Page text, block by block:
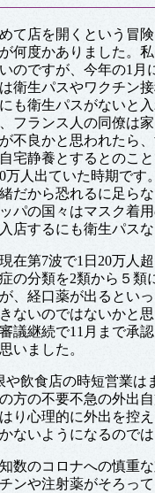
て店を開くという冒
何度かありました。
のですが、今年の1月
衛生パスやワクチン
も衛生パスがないと
フランス人の同僚は
不良かと思われたら
宅静養とするとのこ
万人出ていた時期です
だから恐れるに足ら
パの国々はマスク着
店するにも衛生パスな
在第7波で1日20万人
の分類を2類から５類
、経口薬が出るとい
ないのではないかと
議継続で11月まで承
いました。
や飲食店の時短営業は
方の不要不急の外出
り心理的に外出を控
ないようになるのでは
数のコロナへの慎重
ンや注射薬がそろっ